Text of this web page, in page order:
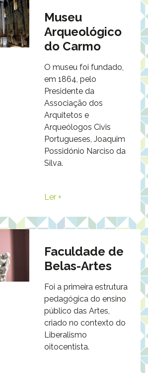
Museu
Arqueológico
do Carmo
O museu foi fundado,
em 1864, pelo
Presidente da
Associação dos
Arquitetos e
Arqueólogos Civis
Portugueses, Joaquim
Possidónio Narciso da
Silva.
Ler +
Faculdade de
Belas-Artes
Foi a primeira estrutura
pedagógica do ensino
público das Artes,
criado no contexto do
Liberalismo
oitocentista.